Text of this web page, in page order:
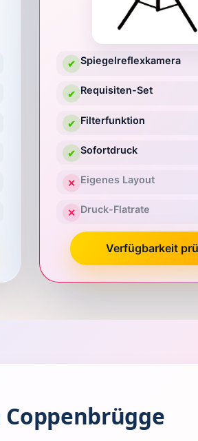
✔ Spiegelreflexkamera
✔ Requisiten-Set
✔ Filterfunktion
✔ Sofortdruck
✕ Eigenes Layout
✕ Druck-Flatrate
Verfügbarkeit